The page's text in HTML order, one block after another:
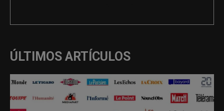
ÚLTIMOS ARTÍCULOS